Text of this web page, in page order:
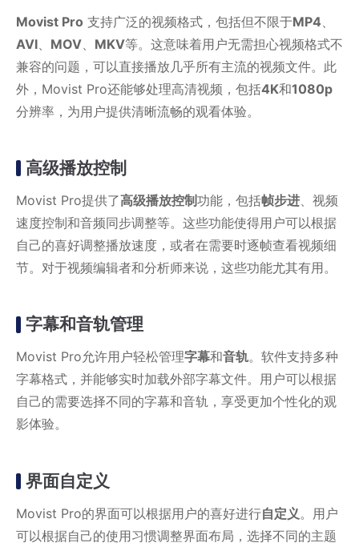
Movist Pro 支持广泛的视频格式，包括但不限于MP4
AVI
MOV MKV等。这意味着用户无需担心视频格式不
兼容的问题，可以直接播放几乎所有主流的视频文件。此
外，Movist Pro还能够处理高清视频，包括4K和1080p
分辨率，为用户提供清晰流畅的观看体验。
高级播放控制
Movist Pro提供了高级播放控制功能，包括帧步进 、视频
速度控制和音频同步调整等。这些功能使得用户可以根据
自己的喜好调整播放速度，或者在需要时逐帧查看视频细
节。对于视频编辑者和分析师来说，这些功能尤其有用。
字幕和音轨管理
Movist Pro允许用户轻松管理字幕和音轨。软件支持多种
字幕格式，并能够实时加载外部字幕文件。用户可以根据
自己的需要选择不同的字幕和音轨，享受更加个性化的观
影体验。
界面自定义
Movist Pro的界面可以根据用户的喜好进行自定义 。用户
可以根据自己的使用习惯调整界面布局，选择不同的主题